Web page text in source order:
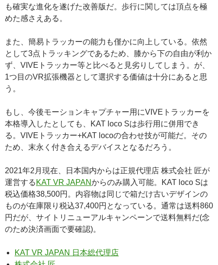
も確実な進化を遂げた改善版だ。歩行に関しては頂点を極
めた感さえある。
また、簡易トラッカーの能力も僅かに向上している。依然
として3点トラッキングであるため、膝から下の自由が利か
ず、VIVEトラッカー等と比べると見劣りしてしまう。が、
1つ目のVR拡張機器として選択する価値は十分にあると思
う。
もし、今後モーションキャプチャー用にVIVEトラッカーを
本格導入したとしても、KAT loco Sは歩行用に併用でき
る。VIVEトラッカー+KAT locoの合わせ技が可能だ。その
ため、末永く付き合えるデバイスとなるだろう。
2021年2月現在、日本国内からは正規代理店 株式会社 匠が
運営する KAT VR JAPANからのみ購入可能。KAT loco Sは
税込価格38,500円。内容物は同じで箱だけ古いデザインの
ものが在庫限り税込37,400円となっている。通常は送料860
円だが、サイトリニューアルキャンペーンで送料無料だ(念
のため決済画面で要確認)。
KAT VR JAPAN 日本総代理店